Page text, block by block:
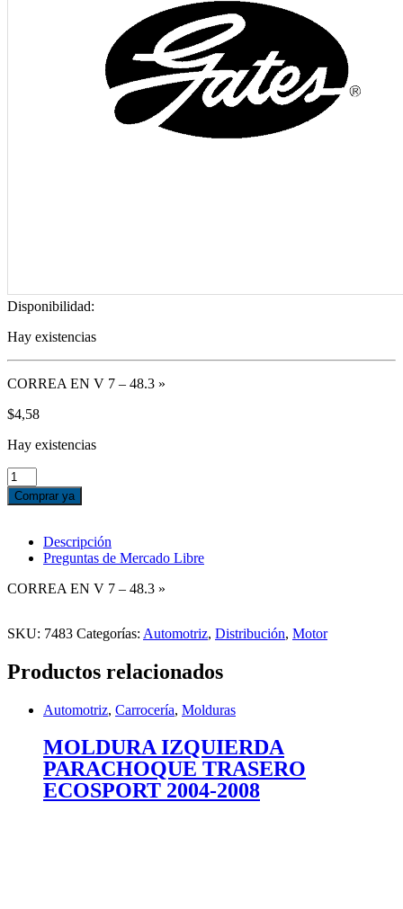
Disponibilidad:
Hay existencias
CORREA EN V 7 – 48.3 »
$4,58
Hay existencias
CORREA
EN
V
48.3
cantidad
Comprar ya
Descripción
Preguntas de Mercado Libre
CORREA EN V 7 – 48.3 »
SKU: 7483 Categorías: Automotriz, Distribución, Motor
Productos relacionados
Automotriz, Carrocería, Molduras
MOLDURA IZQUIERDA
PARACHOQUE TRASERO
ECOSPORT 2004-2008